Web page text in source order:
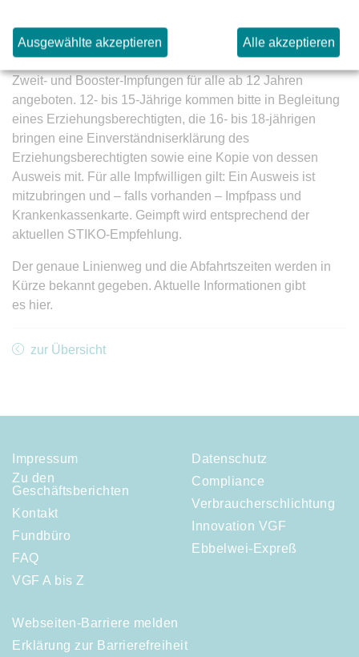
abholen und sind pünktlich zu den Feiertagen
durchgeimpft. Es werden natürlich auch weiterhin Erst-,
Zweit- und Booster-Impfungen für alle ab 12 Jahren
angeboten. 12- bis 15-Jährige kommen bitte in Begleitung
eines Erziehungsberechtigten, die 16- bis 18-jährigen
bringen eine Einverständniserklärung des
Erziehungsberechtigten sowie eine Kopie von dessen
Ausweis mit. Für alle Impfwilligen gilt: Ein Ausweis ist
mitzubringen und – falls vorhanden – Impfpass und
Krankenkassenkarte. Geimpft wird entsprechend der
aktuellen STIKO-Empfehlung.
Der genaue Linienweg und die Abfahrtszeiten werden in
Kürze bekannt gegeben. Aktuelle Informationen gibt
es hier.
zur Übersicht
Impressum
Zu den
Geschäftsberichten
Kontakt
Fundbüro
FAQ
VGF A bis Z
Datenschutz
Compliance
Verbraucherschlichtung
Innovation VGF
Ebbelwei-Expreß
Webseiten-Barriere melden
Erklärung zur Barrierefreiheit
Ausgewählte akzeptieren Alle akzeptieren